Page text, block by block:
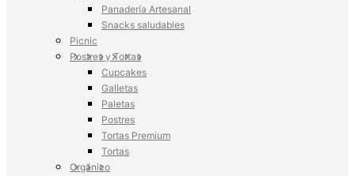
Panadería Artesanal
Snacks saludables
Picnic
Postres y Tortas
Cupcakes
Galletas
Paletas
Postres
Tortas Premium
Tortas
Orgánico